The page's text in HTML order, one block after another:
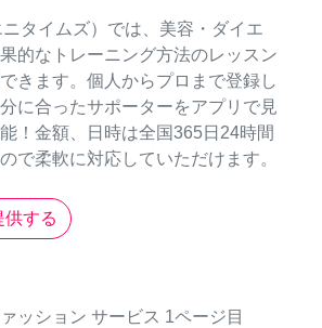
タイムズ）では、美容・ダイエ
的なトレーニング方法のレッスン
きます。個人からプロまで登録し
に合ったサポーターをアプリで見
！金額、日時は全国365日24時間
で柔軟に対応していただけます。
供する
ッション サービス 1ページ目